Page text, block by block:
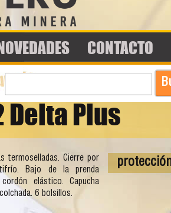
CONTACTO
Delta Plus
termoselladas. Cierre por
Bajo de la prenda
elástico. Capucha
6 bolsillos.
F
o
m
B